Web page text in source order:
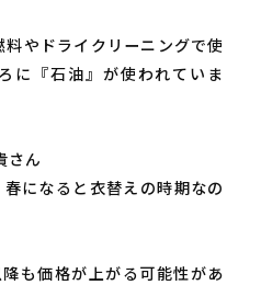
やドライクリーニングで使
に『石油』が使われていま
さん
春になると衣替えの時期なの
も価格が上がる可能性があ